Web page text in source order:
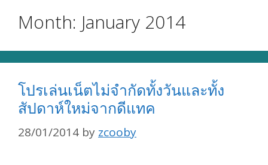
Month: January 2014
โปรเล่นเน็ตไม่จำกัดทั้งวันและทั้ง
สัปดาห์ใหม่จากดีแทค
28/01/2014 by zcooby